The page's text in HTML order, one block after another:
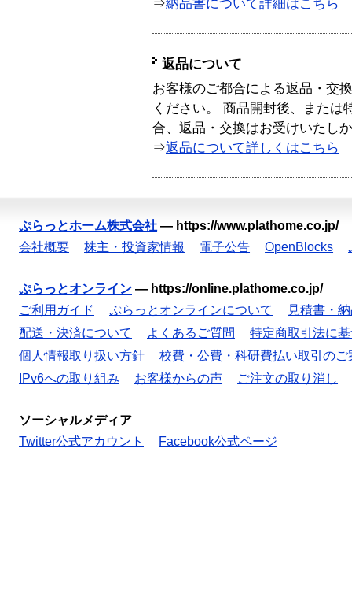
⇒納品書について詳細はこちら
返品について
お客様のご都合による返品・交
ください。 商品開封後、または
合、返品・交換はお受けいたし
⇒返品について詳しくはこちら
ぷらっとホーム株式会社 — https://www.plathome.co.jp/
会社概要
株主・投資家情報 電子公告 OpenBlocks
ぷらっとオンライン — https://online.plathome.co.jp/
ご利用ガイド
ぷらっとオンラインについて
見積書・
配送・決済について
よくあるご質問
特定商取引法に
個人情報取り扱い方針
校費・公費・科研費払い取引のご
IPv6への取り組み
お客様からの声 ご注文の取り消し
ソーシャルメディア
Twitter公式アカウント
Facebook公式ページ